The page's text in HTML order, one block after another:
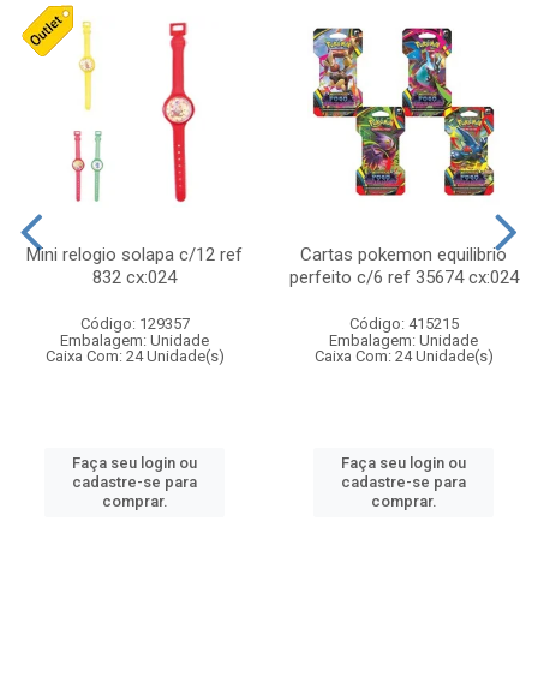
Mini relogio solapa c/12 ref
832 cx:024
Código: 129357
Embalagem: Unidade
Caixa Com: 24 Unidade(s)
Faça seu login ou
cadastre-se para
comprar.
Cartas pokemon equilibrio
perfeito c/6 ref 35674 cx:024
Código: 415215
Embalagem: Unidade
Caixa Com: 24 Unidade(s)
Faça seu login ou
cadastre-se para
comprar.